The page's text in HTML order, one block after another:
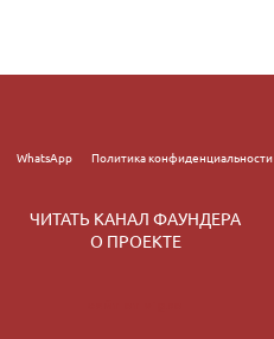
WhatsApp Политика конфиденциальности
ЧИТАТЬ КАНАЛ ФАУНДЕРА
О ПРОЕКТЕ